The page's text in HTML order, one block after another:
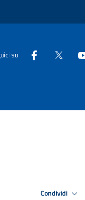
su
Condividi